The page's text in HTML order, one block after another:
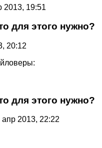
2013, 19:51
для этого нужно?
20:12
для этого нужно?
апр 2013, 22:22